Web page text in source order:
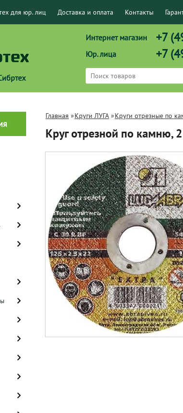
для юр. лиц Доставка и оплата Контакты
Интернет магазин +7
Юр. лица +7
Главная »Круги ЛУГА »Круги отрезные по
Круг отрезной по камню,